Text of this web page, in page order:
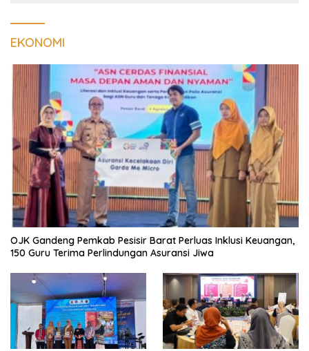
EKONOMI
OJK Gandeng Pemkab Pesisir Barat Perluas Inklusi Keuangan,
150 Guru Terima Perlindungan Asuransi Jiwa